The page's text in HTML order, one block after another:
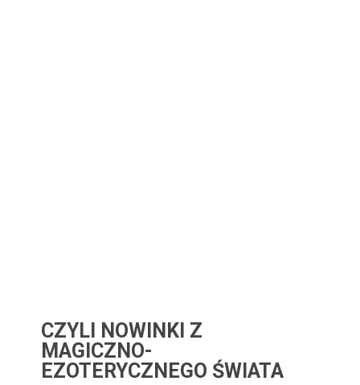
CZYLI NOWINKI Z
MAGICZNO-
EZOTERYCZNEGO ŚWIATA